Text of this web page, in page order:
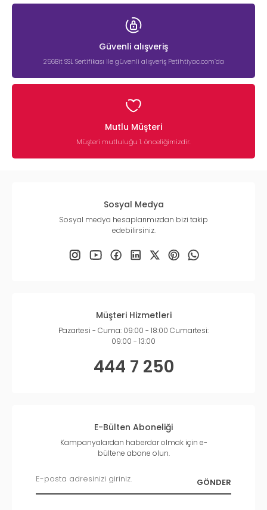
Güvenli alışveriş
256Bit SSL Sertifikası ile güvenli alışveriş Petihtiyac.com’da
Mutlu Müşteri
Müşteri mutluluğu 1. önceliğimizdir.
Sosyal Medya
Sosyal medya hesaplarımızdan bizi takip
edebilirsiniz.
Müşteri Hizmetleri
Pazartesi - Cuma: 09:00 - 18:00 Cumartesi:
09:00 - 13:00
444 7 250
E-Bülten Aboneliği
Kampanyalardan haberdar olmak için e-
bültene abone olun.